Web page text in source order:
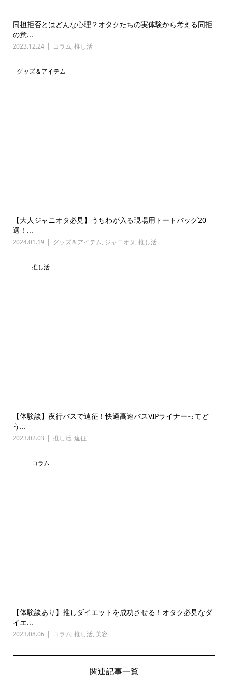
同担拒否とはどんな心理？オタクたちの実体験から考える同拒
の意...
2023.12.24 コラム, 推し活
グッズ＆アイテム
【大人ジャニオタ必見】うちわが入る現場用トートバッグ20
選！...
2024.01.19 グッズ＆アイテム, ジャニオタ, 推し活
推し活
【体験談】夜行バスで遠征！快適高速バスVIPライナーってど
う...
2023.02.03 推し活, 遠征
コラム
【体験談あり】推しダイエットを成功させる！オタク必見なダ
イエ...
2023.08.06 コラム, 推し活, 美容
関連記事一覧